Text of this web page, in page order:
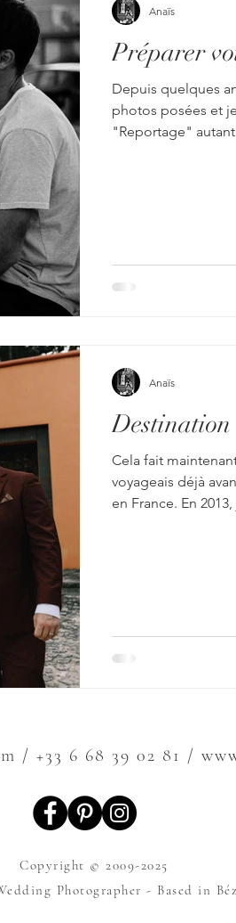
Préparer
Depuis quelques années déjà, je réalise de moins en moins de
photos posées et
"Reportage"
Anaïs
Cela fait
voyageais déjà
en France. En
Anaïs
/ +33 6 68 39 02 81 /
Copyright © 2009-2025
Photographer - Based in